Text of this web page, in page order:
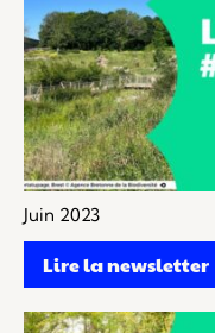
Juin 2023
Lire la newsletter